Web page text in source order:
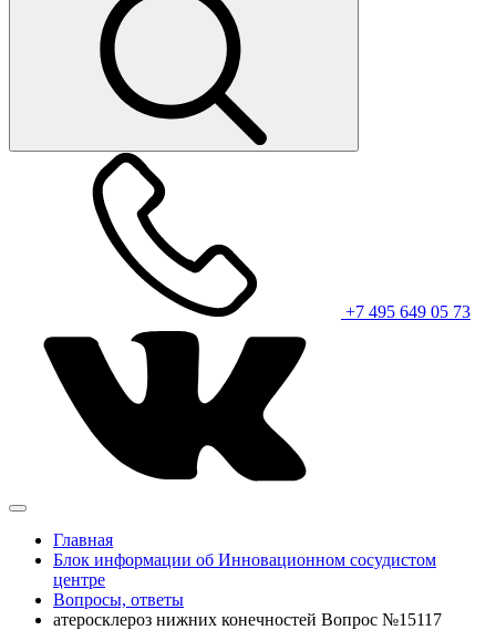
+7 495 649 05 73
Главная
Блок информации об Инновационном сосудистом
центре
Вопросы, ответы
атеросклероз нижних конечностей Вопрос №15117